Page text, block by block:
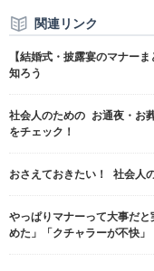
関連リンク
【結婚式・披露宴のマナー
知ろう
社会人のための お通夜・お
をチェック！
おさえておきたい！ 社会人
やっぱりマナーって大事だ
めた」「クチャラーが不快」